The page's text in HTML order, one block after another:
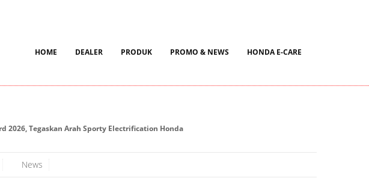
HOME DEALER PRODUK PROMO & NEWS HONDA E-CARE
2026, Tegaskan Arah Sporty Electrification Honda
News